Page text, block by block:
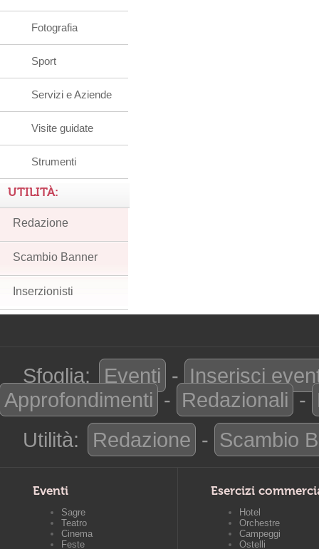
Fotografia
Sport
Servizi e Aziende
Visite guidate
Strumenti
UTILITÀ:
Redazione
Scambio Banner
Inserzionisti
Sfoglia: Eventi - Inserisci
Approfondimenti - Redazionali -
Utilità:
Redazione - Scambio
Eventi
Sagre
Teatro
Cinema
Feste
Esercizi
Hotel
Orchestre
Campeggi
Ostelli